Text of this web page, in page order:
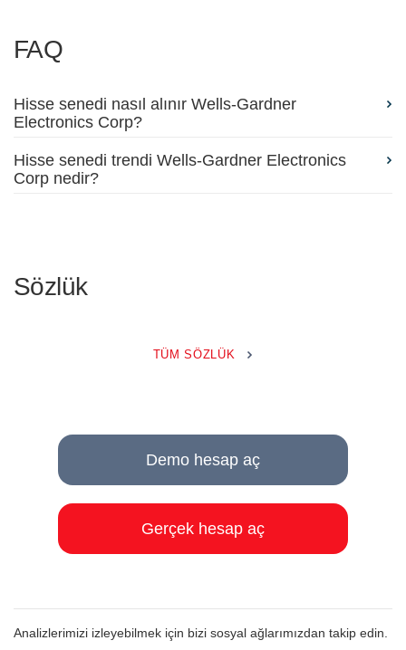
FAQ
Hisse senedi nasıl alınır Wells-Gardner
Electronics Corp?
Hisse senedi trendi Wells-Gardner Electronics
Corp nedir?
Sözlük
TÜM SÖZLÜK
Demo hesap aç
Gerçek hesap aç
Analizlerimizi izleyebilmek için bizi sosyal ağlarımızdan takip edin.